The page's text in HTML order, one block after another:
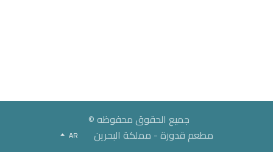
جميع الحقوق محفوظه ©
مطعم قدورة - مملكة البحرين
AR